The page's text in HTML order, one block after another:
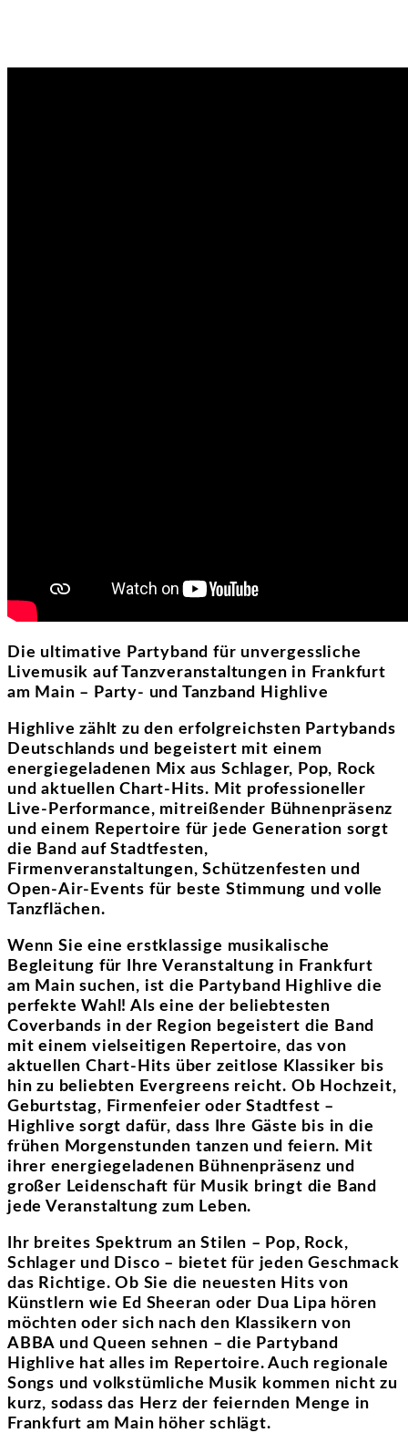
Die ultimative Partyband für unvergessliche
Livemusik auf Tanzveranstaltungen in Frankfurt
am Main – Party- und Tanzband Highlive
Highlive zählt zu den erfolgreichsten Partybands
Deutschlands und begeistert mit einem
energiegeladenen Mix aus Schlager, Pop, Rock
und aktuellen Chart-Hits. Mit professioneller
Live-Performance, mitreißender Bühnenpräsenz
und einem Repertoire für jede Generation sorgt
die Band auf Stadtfesten,
Firmenveranstaltungen, Schützenfesten und
Open-Air-Events für beste Stimmung und volle
Tanzflächen.
Wenn Sie eine erstklassige musikalische
Begleitung für Ihre Veranstaltung in Frankfurt
am Main suchen, ist die Partyband Highlive die
perfekte Wahl! Als eine der beliebtesten
Coverbands in der Region begeistert die Band
mit einem vielseitigen Repertoire, das von
aktuellen Chart-Hits über zeitlose Klassiker bis
hin zu beliebten Evergreens reicht. Ob Hochzeit,
Geburtstag, Firmenfeier oder Stadtfest –
Highlive sorgt dafür, dass Ihre Gäste bis in die
frühen Morgenstunden tanzen und feiern. Mit
ihrer energiegeladenen Bühnenpräsenz und
großer Leidenschaft für Musik bringt die Band
jede Veranstaltung zum Leben.
Ihr breites Spektrum an Stilen – Pop, Rock,
Schlager und Disco – bietet für jeden Geschmack
das Richtige. Ob Sie die neuesten Hits von
Künstlern wie Ed Sheeran oder Dua Lipa hören
möchten oder sich nach den Klassikern von
ABBA und Queen sehnen – die Partyband
Highlive hat alles im Repertoire. Auch regionale
Songs und volkstümliche Musik kommen nicht zu
kurz, sodass das Herz der feiernden Menge in
Frankfurt am Main höher schlägt.